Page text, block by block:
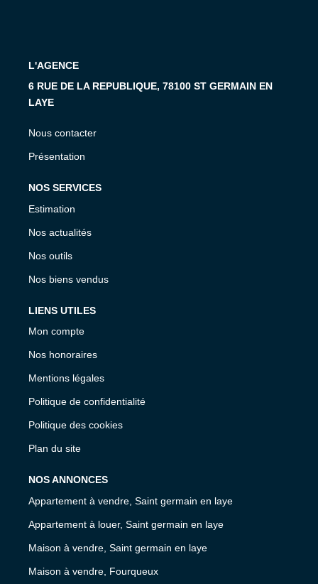
L'AGENCE
6 RUE DE LA REPUBLIQUE, 78100 ST GERMAIN EN
LAYE
Nous contacter
Présentation
NOS SERVICES
Estimation
Nos actualités
Nos outils
Nos biens vendus
LIENS UTILES
Mon compte
Nos honoraires
Mentions légales
Politique de confidentialité
Politique des cookies
Plan du site
NOS ANNONCES
Appartement à vendre, Saint germain en laye
Appartement à louer, Saint germain en laye
Maison à vendre, Saint germain en laye
Maison à vendre, Fourqueux